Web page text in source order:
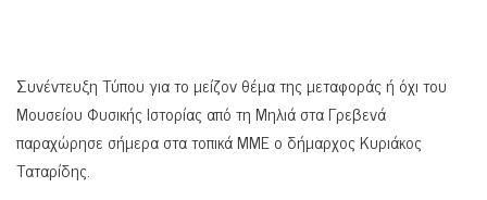
Συνέντευξη Τύπου για το μείζον θέμα της μεταφοράς ή όχι του
Μουσείου Φυσικής Ιστορίας από τη Μηλιά στα Γρεβενά
παραχώρησε σήμερα στα τοπικά ΜΜΕ ο δήμαρχος Κυριάκος
Ταταρίδης.